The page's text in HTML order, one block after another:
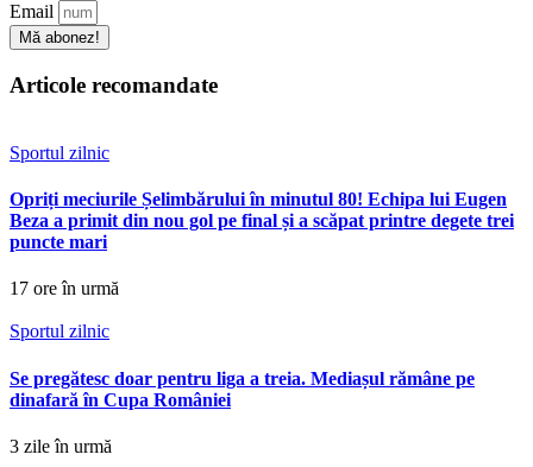
Email
Mă abonez!
Articole recomandate
Sportul zilnic
Opriți meciurile Șelimbărului în minutul 80! Echipa lui Eugen
Beza a primit din nou gol pe final și a scăpat printre degete trei
puncte mari
17 ore în urmă
Sportul zilnic
Se pregătesc doar pentru liga a treia. Mediașul rămâne pe
dinafară în Cupa României
3 zile în urmă